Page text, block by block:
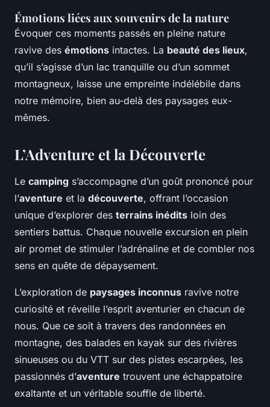
Émotions liées aux souvenirs de la nature
Évoquer ces moments passés en pleine nature
ravive des émotions intactes. La beauté des lieux,
qu’il s’agisse d’un lac tranquille ou d’un sommet
montagneux, laisse une empreinte indélébile dans
notre mémoire, bien au-delà des paysages eux-
mêmes.
L’Adventure et la Découverte
Le camping s’accompagne d’un goût prononcé pour
l’aventure et la découverte, offrant l’occasion
unique d’explorer des terrains inédits loin des
sentiers battus. Chaque nouvelle excursion en plein
air promet de stimuler l’adrénaline et de combler nos
sens en quête de dépaysement.
L’exploration de paysages inconnus ravive notre
curiosité et réveille l’esprit aventurier en chacun de
nous. Que ce soit à travers des randonnées en
montagne, des balades en kayak sur des rivières
sinueuses ou du VTT sur des pistes escarpées, les
passionnés d’aventure trouvent une échappatoire
exaltante et un véritable souffle de liberté.